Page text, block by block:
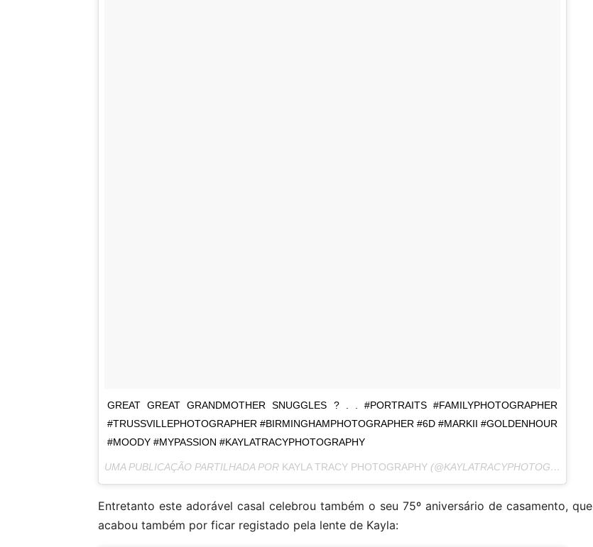
GREAT GREAT GRANDMOTHER SNUGGLES ? . . #PORTRAITS #FAMILYPHOTOGRAPHER
#TRUSSVILLEPHOTOGRAPHER #BIRMINGHAMPHOTOGRAPHER #6D #MARKII #GOLDENHOUR
#MOODY #MYPASSION #KAYLATRACYPHOTOGRAPHY
UMA PUBLICAÇÃO PARTILHADA POR KAYLA TRACY PHOTOGRAPHY (@KAYLATRACYPHOTOGRAPHY) A
Entretanto este adorável casal celebrou também o seu 75º aniversário de casamento, que
acabou também por ficar registado pela lente de Kayla: